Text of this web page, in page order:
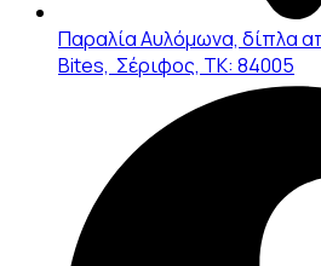
Παραλία Αυλόμωνα, δίπλα
Bites, Σέριφος, ΤΚ: 84005